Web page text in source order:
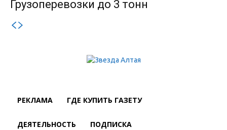
Грузоперевозки до 3 тонн
РЕКЛАМА ГДЕ КУПИТЬ ГАЗЕТУ
ДЕЯТЕЛЬНОСТЬ ПОДПИСКА